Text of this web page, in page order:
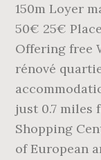
150m Loyer
50€ 25€
Offering free
rénové
just 0.7 miles
Shopping
of European